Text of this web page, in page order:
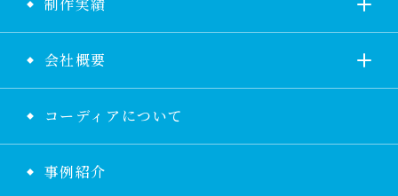
制作実績
会社概要
コーディアについて
事例紹介